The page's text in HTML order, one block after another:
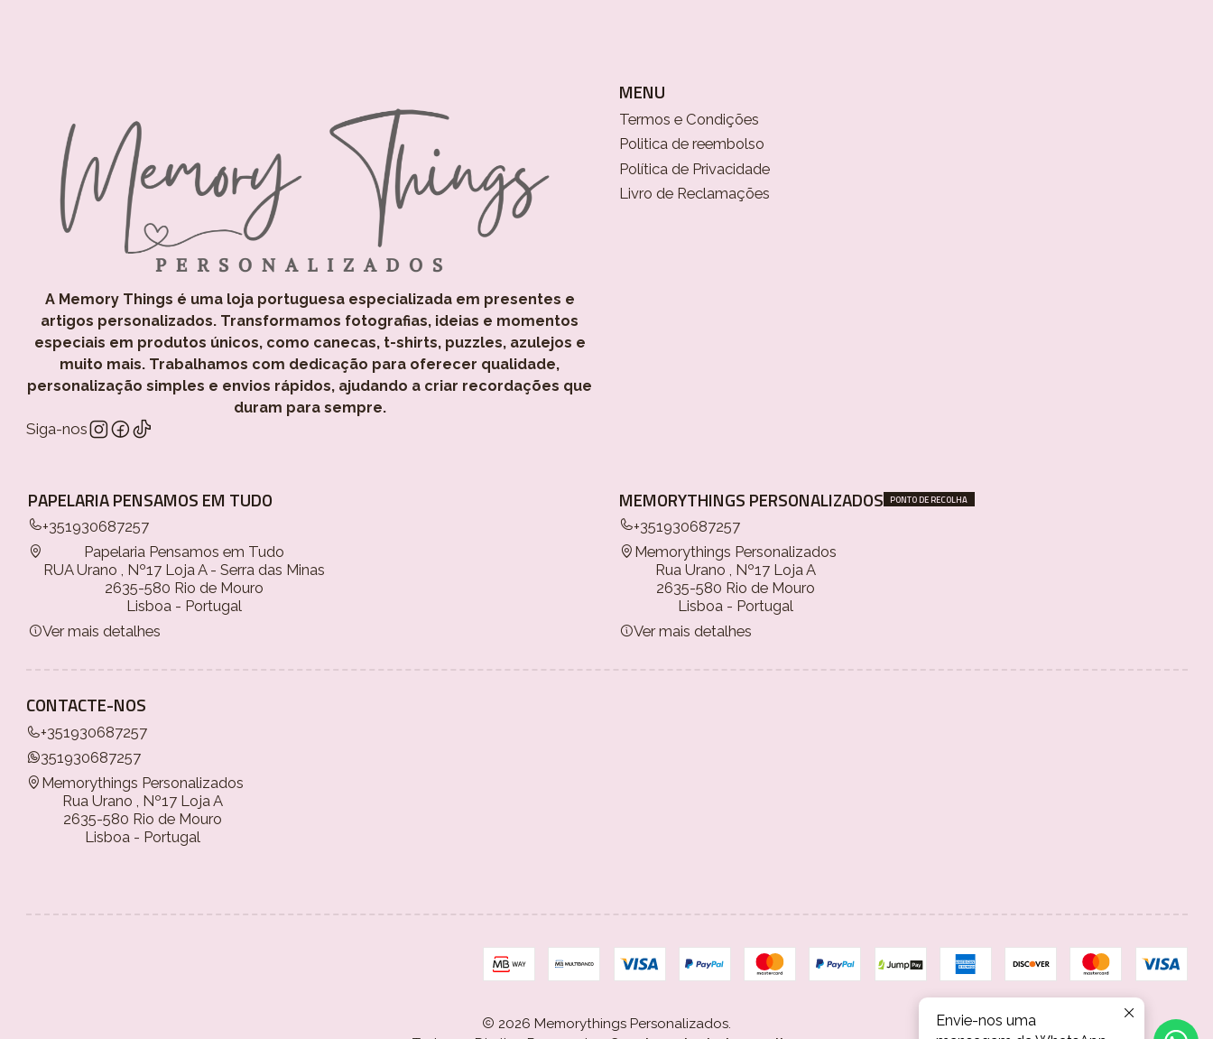
A Memory Things é uma loja portuguesa especializada em presentes e
artigos personalizados. Transformamos fotografias, ideias e momentos
especiais em produtos únicos, como canecas, t-shirts, puzzles, azulejos e
muito mais. Trabalhamos com dedicação para oferecer qualidade,
personalização simples e envios rápidos, ajudando a criar recordações que
duram para sempre.
Siga-nos
MENU
Termos e Condições
Politica de reembolso
Política de Privacidade
Livro de Reclamações
PAPELARIA PENSAMOS EM TUDO
+351930687257
Papelaria Pensamos em Tudo
RUA Urano , Nº17 Loja A - Serra das Minas
2635-580 Rio de Mouro
Lisboa - Portugal
Ver mais detalhes
MEMORYTHINGS PERSONALIZADOS PONTO DE RECOLHA
+351930687257
Memorythings Personalizados
Rua Urano , Nº17 Loja A
2635-580 Rio de Mouro
Lisboa - Portugal
Ver mais detalhes
CONTACTE-NOS
+351930687257
351930687257
Memorythings Personalizados
Rua Urano , Nº17 Loja A
2635-580 Rio de Mouro
Lisboa - Portugal
2026 Memorythings Personalizados.
Envie-nos uma